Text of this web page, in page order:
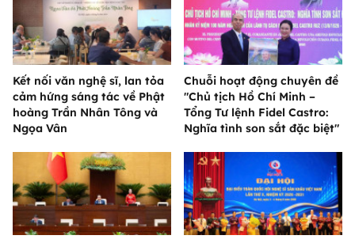
Kết nối văn nghệ sĩ, lan tỏa
cảm hứng sáng tác về Phật
hoàng Trần Nhân Tông và
Ngọa Vân
Chuỗi hoạt động chuyên đề
"Chủ tịch Hồ Chí Minh –
Tổng Tư lệnh Fidel Castro:
Nghĩa tình son sắt đặc biệt"